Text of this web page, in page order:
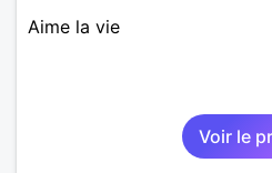
Aime la vie
Voir le